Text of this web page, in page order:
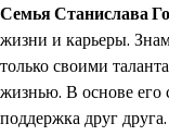
Семья Станислава
жизни и карьеры.
только своими
жизнью. В основе
поддержка друг друга.